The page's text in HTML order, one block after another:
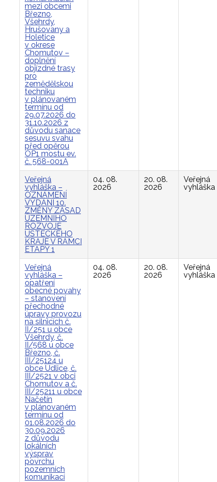
mezi obcemi
Březno,
Všehrdy,
Hrušovany a
Holetice
v okrese
Chomutov –
doplnění
objízdné trasy
pro
zemědělskou
techniku
v plánovaném
termínu od
29.07.2026 do
31.10.2026 z
důvodu sanace
sesuvu svahu
před opěrou
OP1 mostu ev.
č. 568-001A
Veřejná
vyhláška –
OZNÁMENÍ
VYDÁNÍ 10.
ZMĚNY ZÁSAD
ÚZEMNÍHO
ROZVOJE
ÚSTECKÉHO
KRAJE V RÁMCI
ETAPY 1
04. 08.
2026
20. 08.
2026
Veřejná
vyhláška
Veřejná
vyhláška –
opatření
obecné povahy
– stanovení
přechodné
úpravy provozu
na silnicích č.
II/251 u obce
Všehrdy, č.
II/568 u obce
Březno, č.
III/25124 u
obce Údlice, č.
III/2521 v obci
Chomutov a č.
III/25211 u obce
Načetín
v plánovaném
termínu od
01.08.2026 do
30.09.2026
z důvodu
lokálních
výsprav
povrchu
pozemních
komunikací
04. 08.
2026
20. 08.
2026
Veřejná
vyhláška